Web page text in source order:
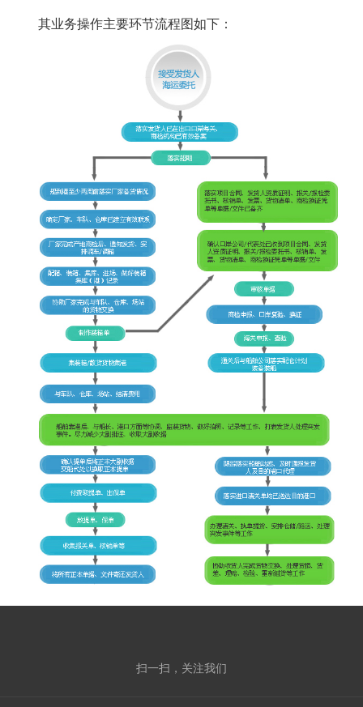
其业务操作主要环节流程图如下：
扫一扫，关注我们